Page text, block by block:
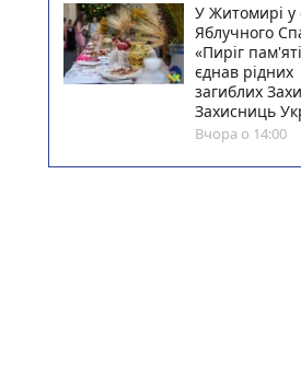
У Житомирі у
Яблучного
«Пиріг
єднав рідних
загиблих
Захисниць
Вчора о 14:00